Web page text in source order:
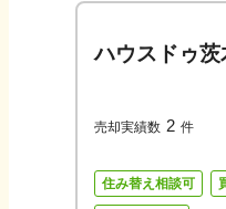
ハウスドゥ茨
売却実績数 2 件
住み替え相談可